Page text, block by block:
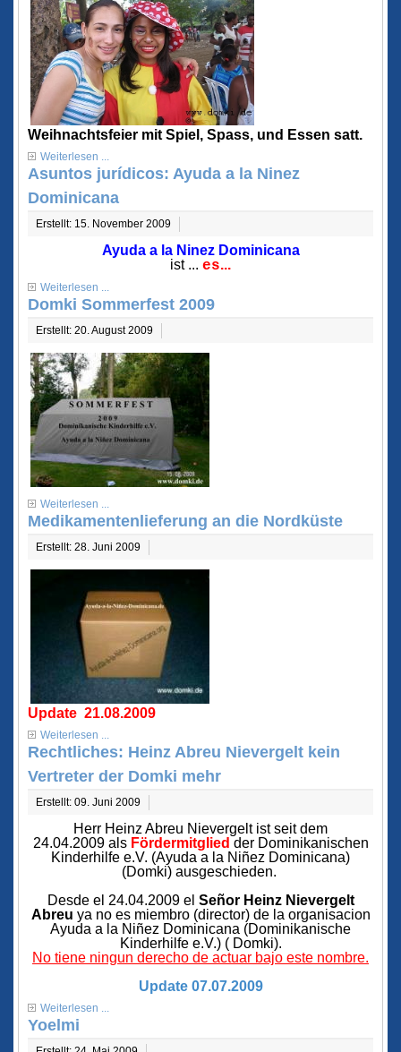
Weihnachtsfeier mit Spiel, Spass, und Essen satt.
Weiterlesen ...
Asuntos jurídicos: Ayuda a la Ninez
Dominicana
Erstellt: 15. November 2009
Ayuda a la Ninez Dominicana
ist ... es...
Weiterlesen ...
Domki Sommerfest 2009
Erstellt: 20. August 2009
Weiterlesen ...
Medikamentenlieferung an die Nordküste
Erstellt: 28. Juni 2009
Update 21.08.2009
Weiterlesen ...
Rechtliches: Heinz Abreu Nievergelt kein
Vertreter der Domki mehr
Erstellt: 09. Juni 2009
Herr Heinz Abreu Nievergelt ist seit dem
24.04.2009 als Fördermitglied der Dominikanischen
Kinderhilfe e.V. (Ayuda a la Niñez Dominicana)
(Domki) ausgeschieden.
Desde el 24.04.2009 el Señor Heinz Nievergelt
Abreu ya no es miembro (director) de la organisacion
Ayuda a la Niñez Dominicana (Dominikanische
Kinderhilfe e.V.) ( Domki).
No tiene ningun derecho de actuar bajo este nombre.
Update 07.07.2009
Weiterlesen ...
Yoelmi